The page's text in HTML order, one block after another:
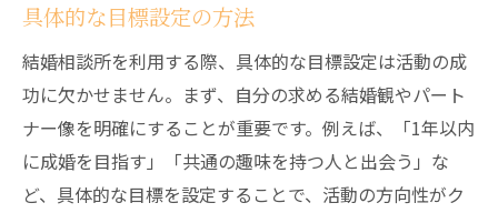
具体的な目標設定の方法
結婚相談所を利用する際、具体的な目標設定は活動の成
功に欠かせません。まず、自分の求める結婚観やパート
ナー像を明確にすることが重要です。例えば、「1年以内
に成婚を目指す」「共通の趣味を持つ人と出会う」な
ど、具体的な目標を設定することで、活動の方向性がク